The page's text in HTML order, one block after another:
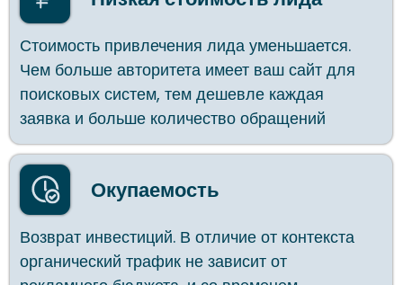
Возврат инвестиций. В отличие от контекста
органический трафик не зависит от
рентабельность увеличивается
Окупаемость